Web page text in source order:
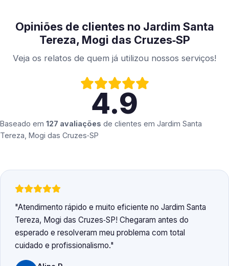
Opiniões de clientes no Jardim Santa
Tereza, Mogi das Cruzes‑SP
Veja os relatos de quem já utilizou nossos serviços!
4.9
Baseado em 127 avaliações de clientes em Jardim Santa
Tereza, Mogi das Cruzes‑SP
Atendimento rápido e muito eficiente no Jardim Santa
Tereza, Mogi das Cruzes‑SP! Chegaram antes do
esperado e resolveram meu problema com total
cuidado e profissionalismo.